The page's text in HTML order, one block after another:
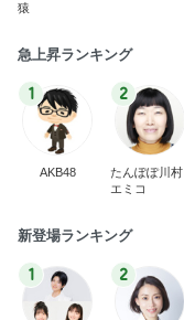
猿
急上昇ランキング
1
AKB48
2
たんぽぽ川村
エミコ
新登場ランキング
1 2